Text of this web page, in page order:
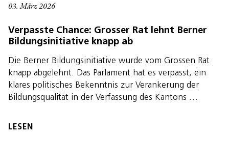
03. März 2026
Verpasste Chance: Grosser Rat lehnt Berner
Bildungsinitiative knapp ab
Die Berner Bildungsinitiative wurde vom Grossen Rat
knapp abgelehnt. Das Parlament hat es verpasst, ein
klares politisches Bekenntnis zur Verankerung der
Bildungsqualität in der Verfassung des Kantons …
LESEN